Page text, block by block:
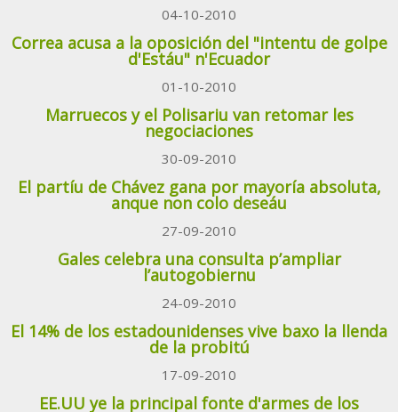
04-10-2010
Correa acusa a la oposición del "intentu de golpe
d'Estáu" n'Ecuador
01-10-2010
Marruecos y el Polisariu van retomar les
negociaciones
30-09-2010
El partíu de Chávez gana por mayoría absoluta,
anque non colo deseáu
27-09-2010
Gales celebra una consulta p’ampliar
l’autogobiernu
24-09-2010
El 14% de los estadounidenses vive baxo la llenda
de la probitú
17-09-2010
EE.UU ye la principal fonte d'armes de los